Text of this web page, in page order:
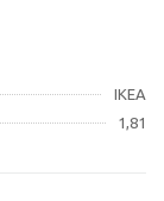
IKEA
1,81